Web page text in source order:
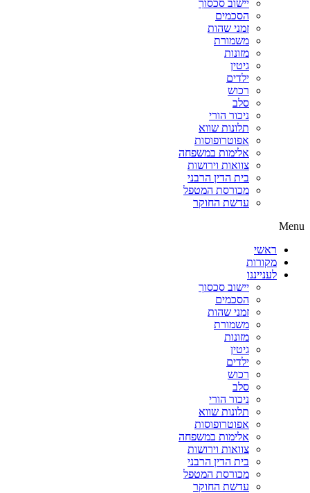
יישוב סכסוך
הסכמים
זמני שהות
משמורת
מזונות
גיטין
ילדים
רכוש
סלב
ניכור הורי
תלונות שווא
אפוטרופוסות
אלימות במשפחה
צוואות וירושות
בית הדין הרבני
מכורסת המטפל
עדשת החוקר
Menu
ראשי
מקורות
לענייננו
יישוב סכסוך
הסכמים
זמני שהות
משמורת
מזונות
גיטין
ילדים
רכוש
סלב
ניכור הורי
תלונות שווא
אפוטרופוסות
אלימות במשפחה
צוואות וירושות
בית הדין הרבני
מכורסת המטפל
עדשת החוקר